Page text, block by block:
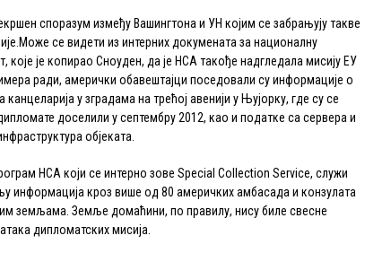
споразум између Вашингтона и УН којим се забрањују такве
се видети из интерних докумената за националну
које је копирао Сноуден, да је НСА такође надгледала мисију ЕУ
ради, амерички обавештајци поседовали су информације о
канцеларија у зградама на трећој авенији у Њујорку, где су се
доселили у септембру 2012, као и податке са сервера и
објеката.
НСА који се интерно зове Special Collection Service, служи
информација кроз више од 80 америчких амбасада и конзулата
земљама. Земље домаћини, по правилу, нису биле свесне
дипломатских мисија.